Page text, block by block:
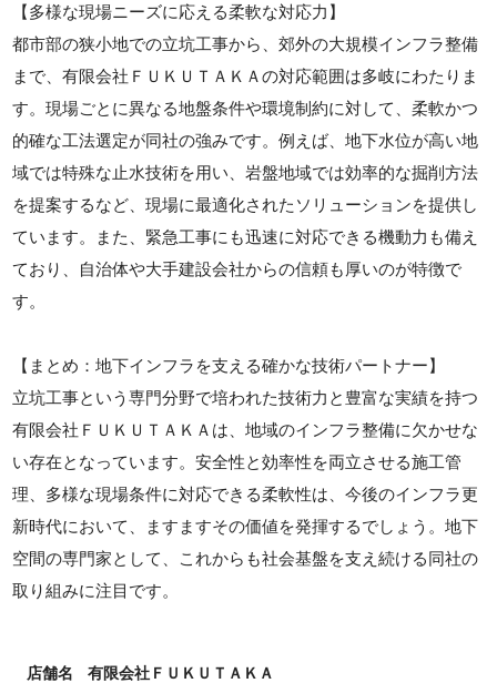
【多様な現場ニーズに応える柔軟な対応力】
都市部の狭小地での立坑工事から、郊外の大規模インフラ整備
まで、有限会社ＦＵＫＵＴＡＫＡの対応範囲は多岐にわたりま
す。現場ごとに異なる地盤条件や環境制約に対して、柔軟かつ
的確な工法選定が同社の強みです。例えば、地下水位が高い地
域では特殊な止水技術を用い、岩盤地域では効率的な掘削方法
を提案するなど、現場に最適化されたソリューションを提供し
ています。また、緊急工事にも迅速に対応できる機動力も備え
ており、自治体や大手建設会社からの信頼も厚いのが特徴で
す。
【まとめ：地下インフラを支える確かな技術パートナー】
立坑工事という専門分野で培われた技術力と豊富な実績を持つ
有限会社ＦＵＫＵＴＡＫＡは、地域のインフラ整備に欠かせな
い存在となっています。安全性と効率性を両立させる施工管
理、多様な現場条件に対応できる柔軟性は、今後のインフラ更
新時代において、ますますその価値を発揮するでしょう。地下
空間の専門家として、これからも社会基盤を支え続ける同社の
取り組みに注目です。
店舗名 有限会社ＦＵＫＵＴＡＫＡ